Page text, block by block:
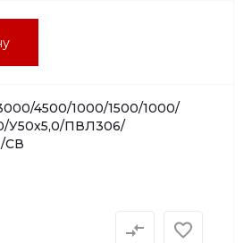
4500/1000/1500/1000/
У50х5,0/ПВЛ306/
СВ